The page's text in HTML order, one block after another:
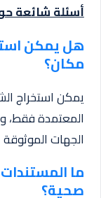
أسئلة شائعة
هل يمكن
مكان؟
يمكن استخراج
المعتمدة فقط،
الجهات
ما
صحية؟